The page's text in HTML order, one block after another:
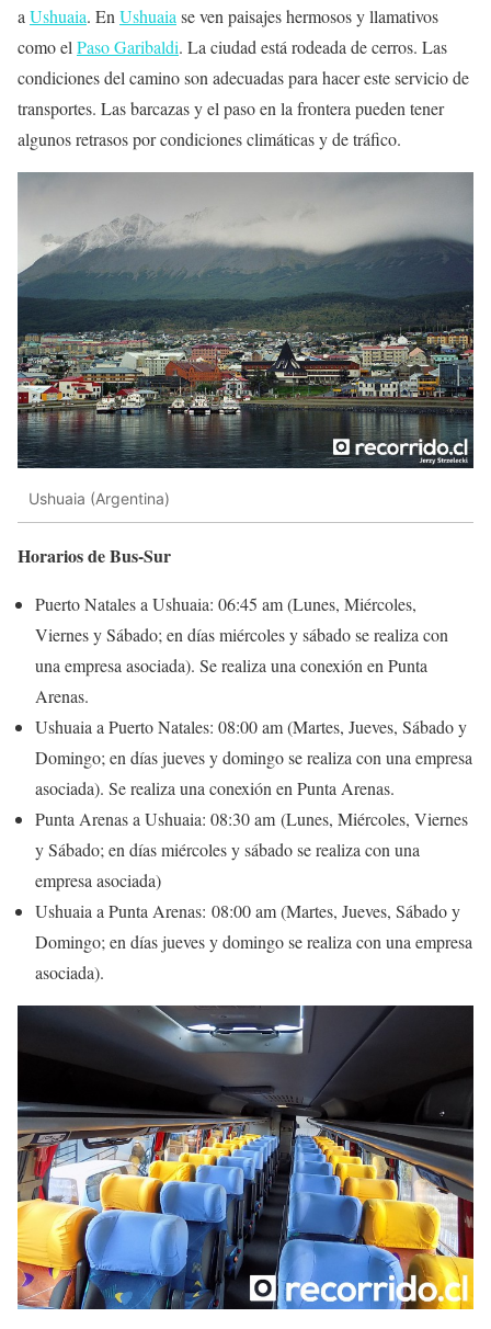
a Ushuaia. En Ushuaia se ven paisajes hermosos y llamativos
como el Paso Garibaldi. La ciudad está rodeada de cerros. Las
condiciones del camino son adecuadas para hacer este servicio de
transportes. Las barcazas y el paso en la frontera pueden tener
algunos retrasos por condiciones climáticas y de tráfico.
Ushuaia (Argentina)
Horarios de Bus-Sur
Puerto Natales a Ushuaia: 06:45 am (Lunes, Miércoles,
Viernes y Sábado; en días miércoles y sábado se realiza con
una empresa asociada). Se realiza una conexión en Punta
Arenas.
Ushuaia a Puerto Natales: 08:00 am (Martes, Jueves, Sábado y
Domingo; en días jueves y domingo se realiza con una empresa
asociada). Se realiza una conexión en Punta Arenas.
Punta Arenas a Ushuaia: 08:30 am (Lunes, Miércoles, Viernes
y Sábado; en días miércoles y sábado se realiza con una
empresa asociada)
Ushuaia a Punta Arenas: 08:00 am (Martes, Jueves, Sábado y
Domingo; en días jueves y domingo se realiza con una empresa
asociada).